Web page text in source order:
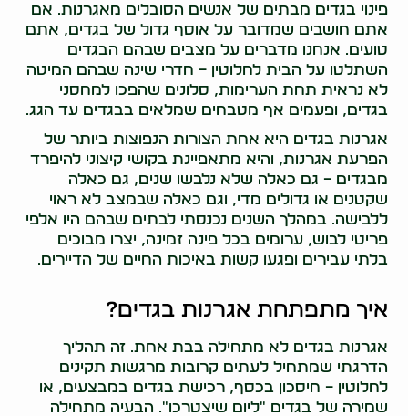
פינוי בגדים מבתים של אנשים הסובלים מאגרנות. אם
אתם חושבים שמדובר על אוסף גדול של בגדים, אתם
טועים. אנחנו מדברים על מצבים שבהם הבגדים
השתלטו על הבית לחלוטין – חדרי שינה שבהם המיטה
לא נראית תחת הערימות, סלונים שהפכו למחסני
בגדים, ופעמים אף מטבחים שמלאים בבגדים עד הגג.
אגרנות בגדים היא אחת הצורות הנפוצות ביותר של
הפרעת אגרנות, והיא מתאפיינת בקושי קיצוני להיפרד
מבגדים – גם כאלה שלא נלבשו שנים, גם כאלה
שקטנים או גדולים מדי, וגם כאלה שבמצב לא ראוי
ללבישה. במהלך השנים נכנסתי לבתים שבהם היו אלפי
פריטי לבוש, ערומים בכל פינה זמינה, יצרו מבוכים
בלתי עבירים ופגעו קשות באיכות החיים של הדיירים.
איך מתפתחת אגרנות בגדים?
אגרנות בגדים לא מתחילה בבת אחת. זה תהליך
הדרגתי שמתחיל לעתים קרובות מרגשות תקינים
לחלוטין – חיסכון בכסף, רכישת בגדים במבצעים, או
שמירה של בגדים "ליום שיצטרכו". הבעיה מתחילה